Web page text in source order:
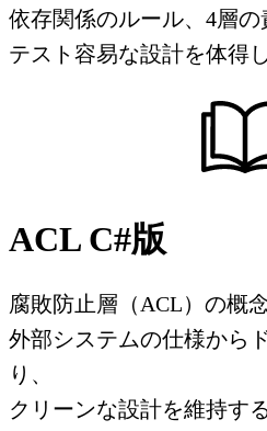
依存関係のルール、4層の
テスト容易な設計を体得
ACL C#版
腐敗防止層（ACL）の概
外部システムの仕様から
り、
クリーンな設計を維持す